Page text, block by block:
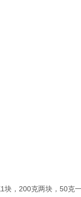
，200克两块，50克